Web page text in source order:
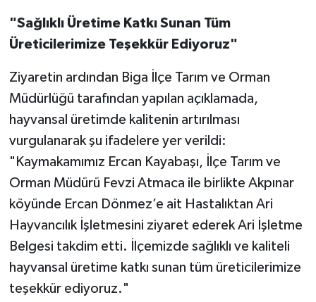
"Sağlıklı Üretime Katkı Sunan Tüm
Üreticilerimize Teşekkür Ediyoruz"
Ziyaretin ardından Biga İlçe Tarım ve Orman
Müdürlüğü tarafından yapılan açıklamada,
hayvansal üretimde kalitenin artırılması
vurgulanarak şu ifadelere yer verildi:
"Kaymakamımız Ercan Kayabaşı, İlçe Tarım ve
Orman Müdürü Fevzi Atmaca ile birlikte Akpınar
köyünde Ercan Dönmez’e ait Hastalıktan Ari
Hayvancılık İşletmesini ziyaret ederek Ari İşletme
Belgesi takdim etti. İlçemizde sağlıklı ve kaliteli
hayvansal üretime katkı sunan tüm üreticilerimize
teşekkür ediyoruz."